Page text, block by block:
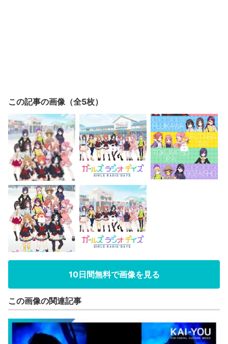
この記事の画像（全5枚）
10日間無料で画像を見る
この画像の関連記事